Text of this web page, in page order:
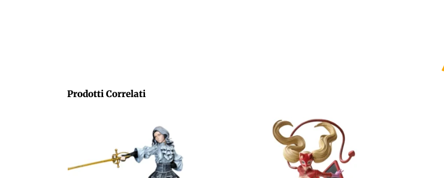
Prodotti Correlati